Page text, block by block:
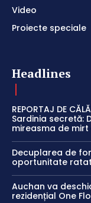
Video
Proiecte speciale
Headlines
REPORTAJ DE
Sardinia secretă:
mireasma de mirt
Decuplarea de
oportunitate
Auchan va
rezidențial One